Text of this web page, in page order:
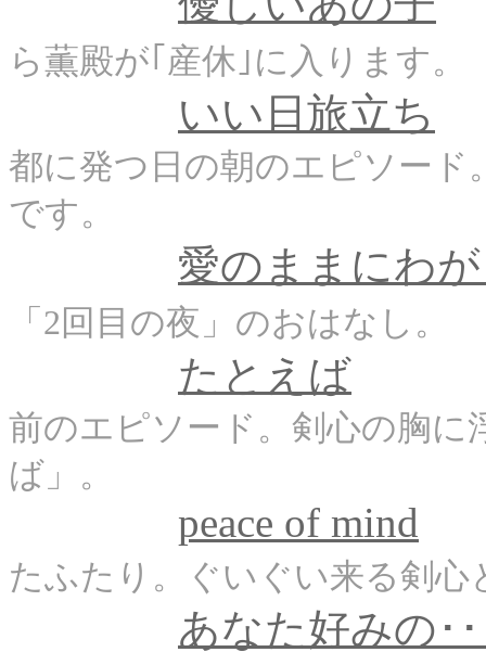
ら薫殿が｢産休｣に入ります。
いい日旅立ち
都に発つ日の朝のエピソード
です。
愛のままにわ
「2回目の夜」のおはなし。
たとえば
前のエピソード。剣心の胸
ば」。
peace of mind
たふたり。ぐいぐい来る剣心
あなた好みの･